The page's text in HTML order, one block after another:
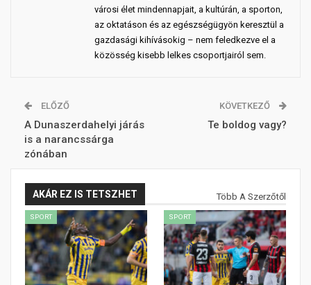
városi élet mindennapjait, a kultúrán, a sporton,
az oktatáson és az egészségügyön keresztül a
gazdasági kihívásokig – nem feledkezve el a
közösség kisebb lelkes csoportjairól sem.
ELŐZŐ
A Dunaszerdahelyi járás
is a narancssárga
zónában
KÖVETKEZŐ
Te boldog vagy?
AKÁR EZ IS TETSZHET Több A Szerzőtől
SPORT SPORT